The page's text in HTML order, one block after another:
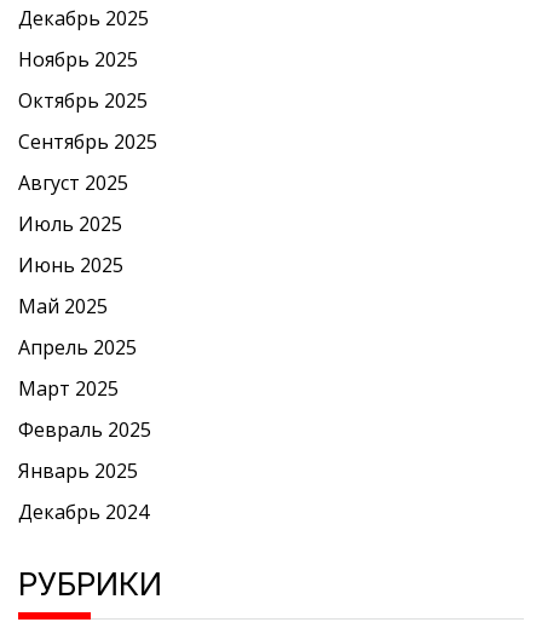
Декабрь 2025
Ноябрь 2025
Октябрь 2025
Сентябрь 2025
Август 2025
Июль 2025
Июнь 2025
Май 2025
Апрель 2025
Март 2025
Февраль 2025
Январь 2025
Декабрь 2024
РУБРИКИ